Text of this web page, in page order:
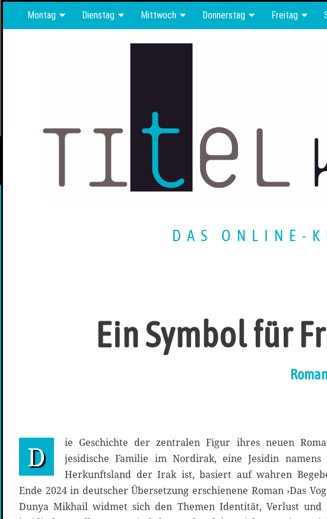
Montag Dienstag Mittwoch Donnerstag Freitag
DAS ONLINE-
Ein Symbol für
D
ie Geschichte der zentralen Figur ihres neuen
jesidische Familie im Nordirak, eine Jesidin namens
Herkunftsland der Irak ist, basiert auf wahren
Ende 2024 in deutscher Übersetzung erschienene Roman ›Das
Dunya Mikhail widmet sich den Themen Identität, Verlust und